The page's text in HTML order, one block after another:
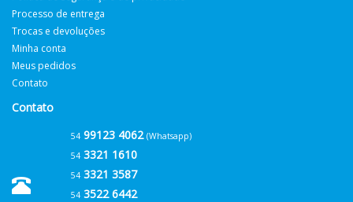
Processo de entrega
Trocas e devoluções
Minha conta
Meus pedidos
Contato
Contato
5499123 4062 (Whatsapp)
543321 1610
543321 3587
543522 6442